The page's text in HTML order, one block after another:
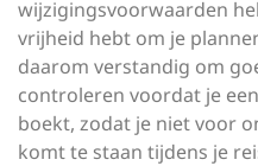
wijzigingsvoorwaarden
vrijheid hebt om je
daarom verstandig om
controleren voordat je
boekt, zodat je niet voor
komt te staan tijdens je